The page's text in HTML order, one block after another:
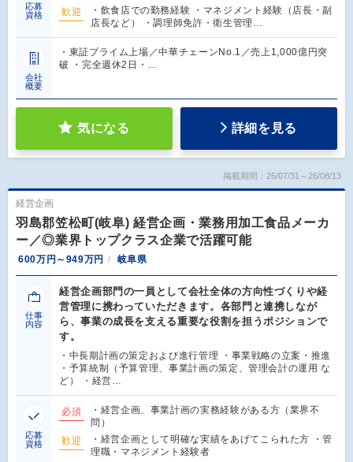
応募
資格
歓迎
・飲食店での勤務経験 ・マネジメント経験（店長・副
店長など） ・調理師免許・衛生管理…
会社
概要
・東証プライム上場／中華チェーンNo.1／売上1,000億円突
破 ・完全週休2日・…
気になる 詳細を見る
掲載期間：26/07/31～26/08/13
経営企画
羽島郡笠松町(岐阜) 経営企画・業務用加工食品メーカ
ー／◎業界トップクラス企業で活躍可能
600万円～949万円 岐阜県
仕事
内容
経営企画部門の一員として会社全体の方向性づくりや経
営管理に携わっていただきます。各部門と連携しなが
ら、事業の成長を支える重要な役割を担うポジションで
す。
・中長期計画の策定および進行管理 ・事業戦略の立案・推進
・予算統制（予算管理、事業計画の策定、管理会計の運用 な
ど） ・経営…
応募
資格
必須
・経営企画、事業計画の実務経験がある方（業界不
問）
歓迎
・経営企画として明確な実績をあげてこられた方 ・管
理職・マネジメント経験者